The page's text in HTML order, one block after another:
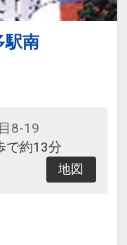
駅南
8-19
で約13分
地図